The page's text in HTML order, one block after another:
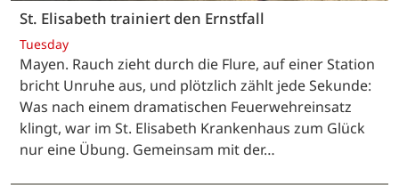
St. Elisabeth trainiert den Ernstfall
Tuesday
Mayen. Rauch zieht durch die Flure, auf einer Station
bricht Unruhe aus, und plötzlich zählt jede Sekunde:
Was nach einem dramatischen Feuerwehreinsatz
klingt, war im St. Elisabeth Krankenhaus zum Glück
nur eine Übung. Gemeinsam mit der…